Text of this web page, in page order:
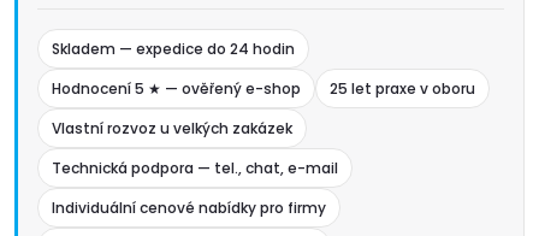
Skladem — expedice do 24 hodin
Hodnocení 5 ★ — ověřený e-shop
25 let praxe v oboru
Vlastní rozvoz u velkých zakázek
Technická podpora — tel., chat, e-mail
Individuální cenové nabídky pro firmy